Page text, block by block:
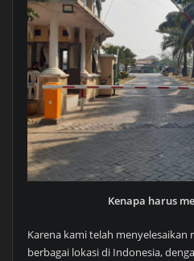
Kenapa harus
Karena kami telah menyelesaikan
berbagai lokasi di Indonesia,